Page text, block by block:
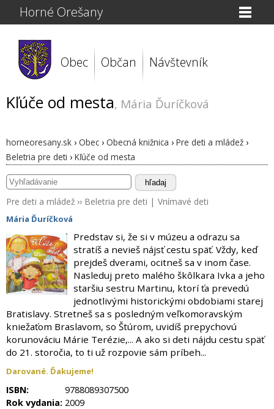
Horné Orešany
Obec Občan Návštevník
Kľúče od mesta, Mária Ďuríčková
horneoresany.sk › Obec › Obecná knižnica › Pre deti a mládež ›
Beletria pre deti › Kľúče od mesta
hľadaj
Pre deti a mládež ›› Beletria pre deti | Vnímavé deti
Mária Ďuríčková
Predstav si, že si v múzeu a odrazu sa
stratíš a nevieš nájsť cestu späť. Vždy, keď
prejdeš dverami, ocitneš sa v inom čase.
Nasleduj preto malého škôlkara Ivka a jeho
staršiu sestru Martinu, ktorí ťa prevedú
jednotlivými historickými obdobiami starej
Bratislavy. Stretneš sa s posledným veľkomoravským
kniežaťom Braslavom, so Štúrom, uvidíš prepychovú
korunováciu Márie Terézie,... A ako si deti nájdu cestu späť
do 21. storočia, to ti už rozpovie sám príbeh...
Darované. Ďakujeme!
ISBN:
9788089307500
Rok vydania: 2009